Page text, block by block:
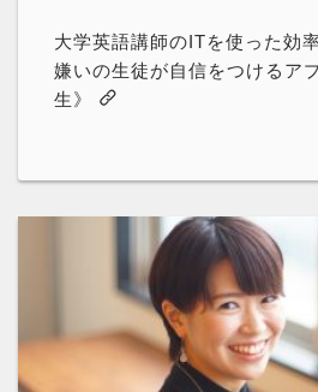
大学英語講師のITを使った効
嫌いの生徒が自信をつけるア
生》